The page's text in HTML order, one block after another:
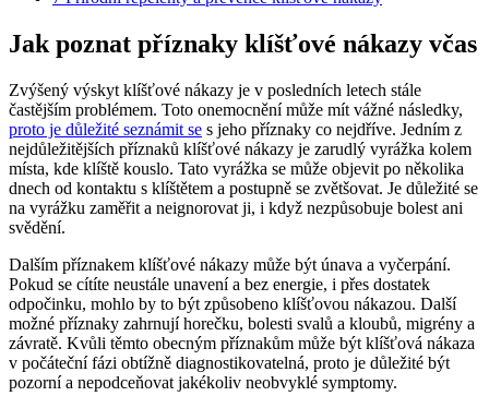
Jak poznat příznaky klíšťové nákazy včas
Zvýšený výskyt klíšťové nákazy je v ⁢posledních letech stále
častějším problémem.⁣ Toto onemocnění může mít​ vážné následky,
proto je​ důležité seznámit se s jeho příznaky co nejdříve. Jedním⁤ z
nejdůležitějších příznaků klíšťové⁢ nákazy je zarudlý vyrážka kolem
místa, kde klíště kouslo. Tato vyrážka se může objevit ⁢po několika
dnech od kontaktu s klíštětem a postupně se zvětšovat. Je důležité se
na vyrážku ‍zaměřit a neignorovat ji, i když‌ nezpůsobuje ‍bolest ani
svědění.
Dalším příznakem klíšťové nákazy může být únava‌ a vyčerpání.
Pokud se cítíte neustále unavení a bez energie, i přes dostatek ​
odpočinku, mohlo ‍by to⁣ být způsobeno klíšťovou nákazou. Další
možné příznaky zahrnují ‌horečku, bolesti svalů a kloubů, migrény a
závratě. Kvůli těmto ‍obecným​ příznakům může být klíšťová nákaza
v počáteční fázi‌ obtížně diagnostikovatelná, ⁤proto je důležité být
‌pozorní a nepodceňovat jakékoliv neobvyklé symptomy.